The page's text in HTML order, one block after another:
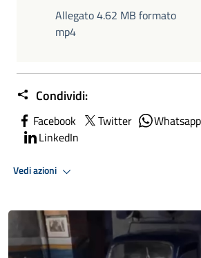
Allegato 4.62 MB formato
mp4
Condividi:
Facebook Twitter Whatsapp
LinkedIn
Vedi azioni